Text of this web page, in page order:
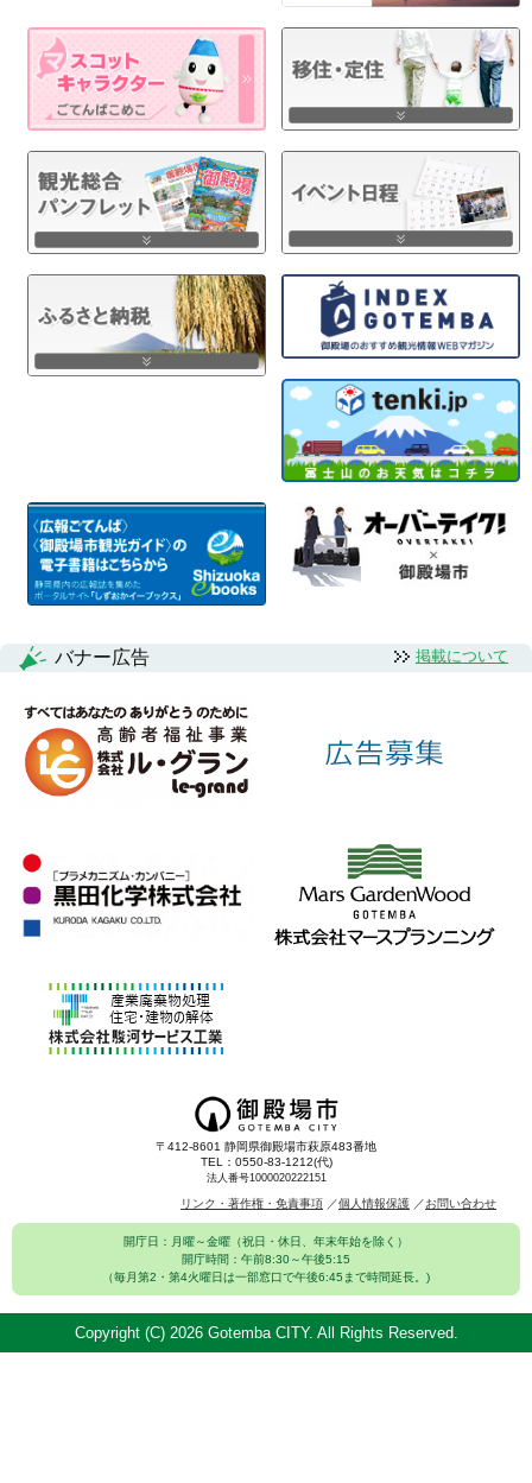
バナー広告 掲載について
〒412-8601 静岡県御殿場市萩原483番地
TEL：0550-83-1212(代)
法人番号1000020222151
リンク・著作権・免責事項 個人情報保護 お問い合わせ
開庁日：月曜～金曜（祝日・休日、年末年始を除く）
開庁時間：午前8:30～午後5:15
（毎月第2・第4火曜日は一部窓口で午後6:45まで時間延長。)
Copyright (C) 2026 Gotemba CITY. All Rights Reserved.